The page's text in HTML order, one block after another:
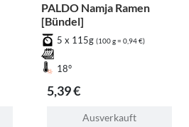
PALDO Namja Ramen
[Bündel]
5 x 115g (100 g = 0,94 €)
18°
5,39 €
Ausverkauft